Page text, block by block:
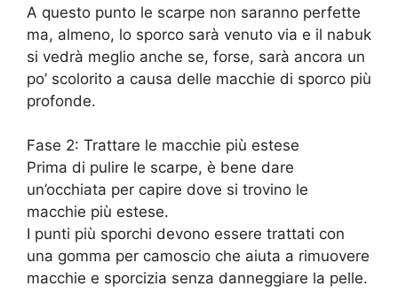
A questo punto le scarpe non saranno perfette
ma, almeno, lo sporco sarà venuto via e il nabuk
si vedrà meglio anche se, forse, sarà ancora un
po’ scolorito a causa delle macchie di sporco più
profonde.
Fase 2: Trattare le macchie più estese
Prima di pulire le scarpe, è bene dare
un’occhiata per capire dove si trovino le
macchie più estese.
I punti più sporchi devono essere trattati con
una gomma per camoscio che aiuta a rimuovere
macchie e sporcizia senza danneggiare la pelle.